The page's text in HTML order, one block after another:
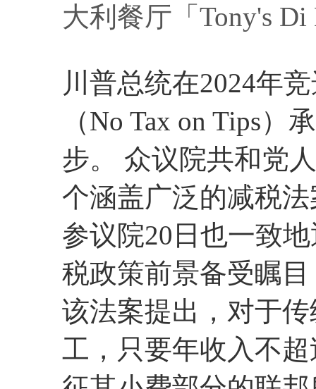
大利餐厅「Tony's
川普总统在2024年
（No Tax on Tips
步。 众议院共和党
个涵盖广泛的减税
参议院20日也一致
税政策前景备受瞩目
该法案提出，对于
工，只要年收入不